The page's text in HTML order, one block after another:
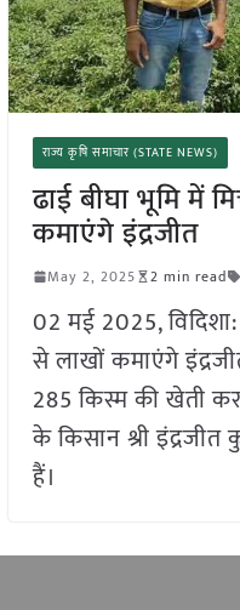
राज्य कृषि समाचार (STATE NEWS)
ढाई बीघा भूमि में
कमाएंगे इंद्रजीत
May 2, 2025 2 min read
02 मई 2025,
से लाखों कमाएंगे
285 किस्म की खेती
के किसान श्री
हैं।